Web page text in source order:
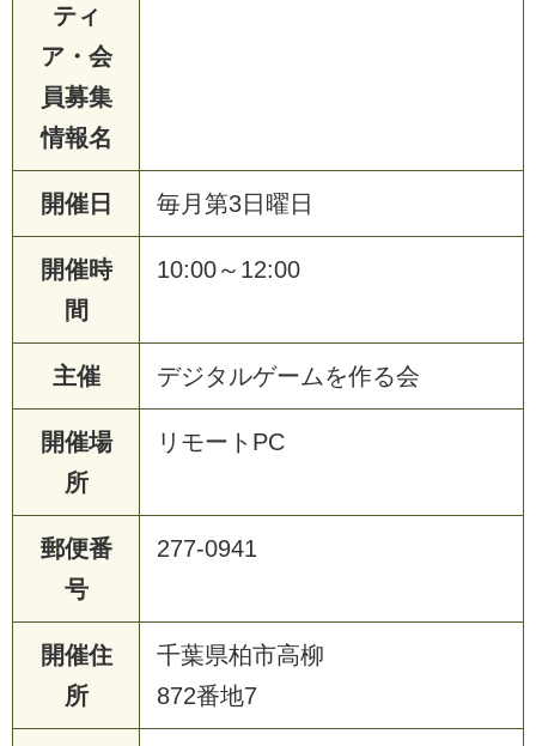
ティ
ア・会
員募集
情報名
開催日 毎月第3日曜日
開催時
間
10:00～12:00
主催 デジタルゲームを作る会
開催場
所
リモートPC
郵便番
号
277-0941
開催住
所
千葉県柏市高柳
872番地7